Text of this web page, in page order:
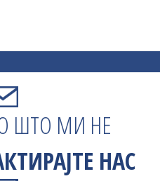
ШТО МИ НЕ
НАС